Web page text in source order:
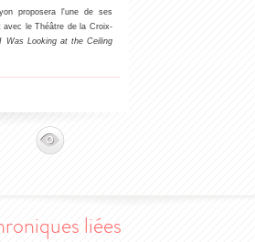
proposera l'une de ses
avec le Théâtre de la Croix-
I Was Looking at the Ceiling
liées